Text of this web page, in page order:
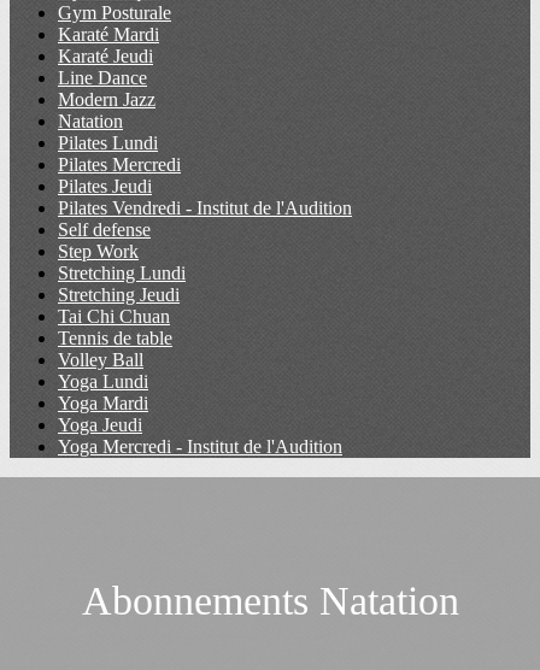
Gym Posturale
Karaté Mardi
Karaté Jeudi
Line Dance
Modern Jazz
Natation
Pilates Lundi
Pilates Mercredi
Pilates Jeudi
Pilates Vendredi - Institut de l'Audition
Self defense
Step Work
Stretching Lundi
Stretching Jeudi
Tai Chi Chuan
Tennis de table
Volley Ball
Yoga Lundi
Yoga Mardi
Yoga Jeudi
Yoga Mercredi - Institut de l'Audition
Abonnements Natation